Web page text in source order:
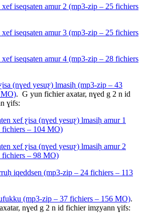
xef iseqsaten amur 2 (mp3-zip – 25 fichiers
xef iseqsaten amur 3 (mp3-zip – 25 fichiers
xef iseqsaten amur 4 (mp3-zip – 28 fichiers
(nɣed yesuƹ) lmasiḥ (mp3-zip – 43
MO). G yun fichier axatar, nɣed g 2 n id
ɣifs:
xef ƹisa (nɣed yesuƹ) lmasiḥ amur 1
fichiers – 104 MO)
xef ƹisa (nɣed yesuƹ) lmasiḥ amur 2
fichiers – 98 MO)
iqeddsen (mp3-zip – 24 fichiers – 113
(mp3-zip – 37 fichiers – 156 MO).
nɣed g 2 n id fichier imẓyann ɣifs: